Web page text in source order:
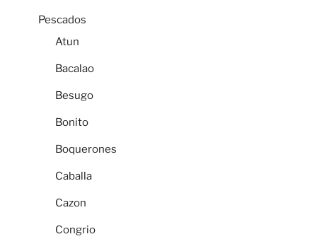
Pescados
Atun
Bacalao
Besugo
Bonito
Boquerones
Caballa
Cazon
Congrio